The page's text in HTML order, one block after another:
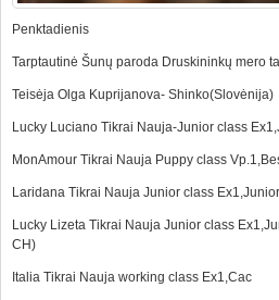
Penktadienis
Tarptautinė Šunų paroda Druskininkų mero
Teisėja Olga Kuprijanova- Shinko(Slovėnija)
Lucky Luciano Tikrai Nauja-Junior class
MonAmour Tikrai Nauja Puppy class
Laridana Tikrai Nauja Junior class
Lucky Lizeta Tikrai Nauja Junior class
CH)
Italia Tikrai Nauja working class Ex1,Cac